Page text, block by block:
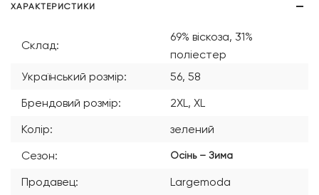
ХАРАКТЕРИСТИКИ
Склад:
69% віскоза, 31%
поліестер
Український розмір:
56, 58
Брендовий розмір:
2XL, XL
Колір:
зелений
Сезон:
Осінь – Зима
Продавец:
Largemoda